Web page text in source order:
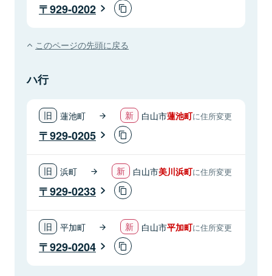
929-0202
このページの先頭に戻る
ハ行
蓮池町 白山市蓮池町に住所変更
929-0205
浜町 白山市美川浜町に住所変更
929-0233
平加町 白山市平加町に住所変更
929-0204